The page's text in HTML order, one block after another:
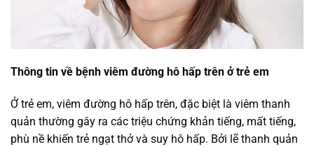
Thông tin về bệnh viêm đường hô hấp trên ở trẻ em
Ở trẻ em, viêm đường hô hấp trên, đặc biệt là viêm thanh
quản thường gây ra các triệu chứng khản tiếng, mất tiếng,
phù nề khiến trẻ ngạt thở và suy hô hấp. Bởi lẽ thanh quản